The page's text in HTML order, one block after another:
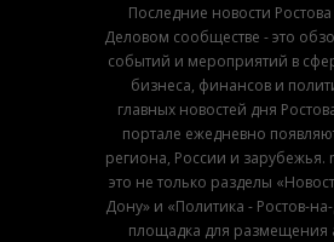
Последние новости
Деловом сообществе - это
событий и мероприятий в
бизнеса, финансов и
главных новостей дня
портале ежедневно
региона, России и зарубежья.
это не только разделы
Дону» и «Политика - Ростов-
площадка для размещения